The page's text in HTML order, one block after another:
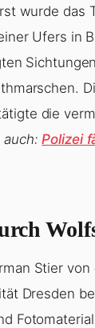
wurde das
Ufers in
die
auch:Polizei
Stier von
Dresden